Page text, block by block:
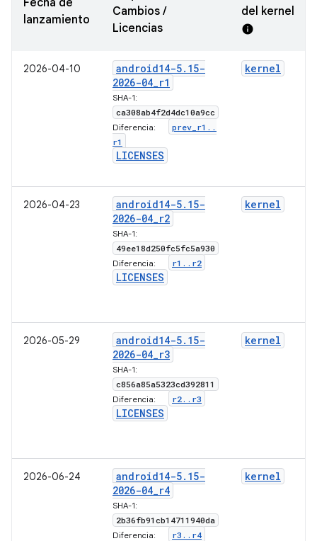
Fecha de
lanzamiento
Cambios /
Licencias
del kernel
info
2026-04-10 android14-5. 15-
2026-04_r1
SHA-1:
ca308ab4f2d4dc10a9cc
Diferencia: prev r1 . .
r1
LICENSES
kernel
2026-04-23 android14-5. 15-
2026-04_r2
SHA-1:
49ee18d250fc5fc5a930
Diferencia: r1 . . r2
LICENSES
kernel
2026-05-29 android14-5. 15-
2026-04_r3
SHA-1:
c856a85a5323cd392811
Diferencia: r2. . r3
LICENSES
kernel
2026-06-24 android14-5. 15-
2026-04_r4
SHA-1:
2b36fb91cb14711940da
Diferencia: r3 . . r4
kernel